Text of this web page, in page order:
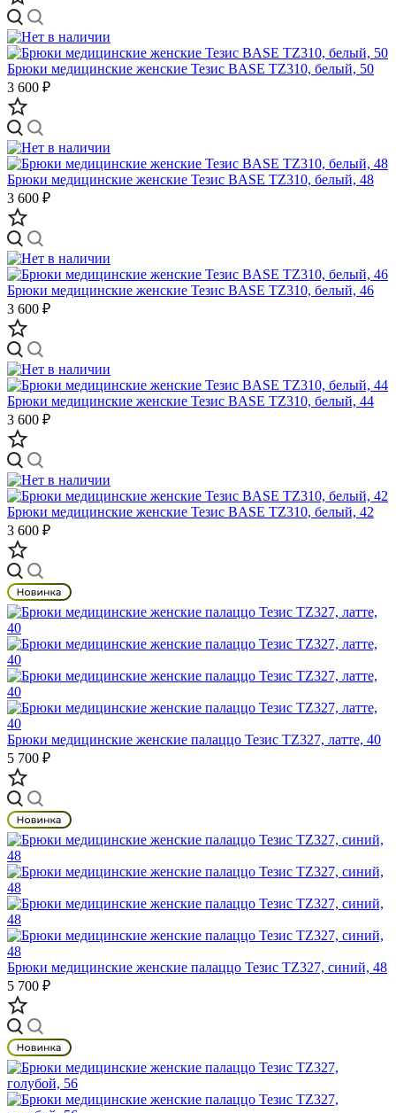
Брюки медицинские женские Тезис BASE TZ310, белый, 50
3 600 ₽
Брюки медицинские женские Тезис BASE TZ310, белый, 48
3 600 ₽
Брюки медицинские женские Тезис BASE TZ310, белый, 46
3 600 ₽
Брюки медицинские женские Тезис BASE TZ310, белый, 44
3 600 ₽
Брюки медицинские женские Тезис BASE TZ310, белый, 42
3 600 ₽
Брюки медицинские женские палаццо Тезис TZ327, латте, 40
5 700 ₽
Брюки медицинские женские палаццо Тезис TZ327, синий, 48
5 700 ₽